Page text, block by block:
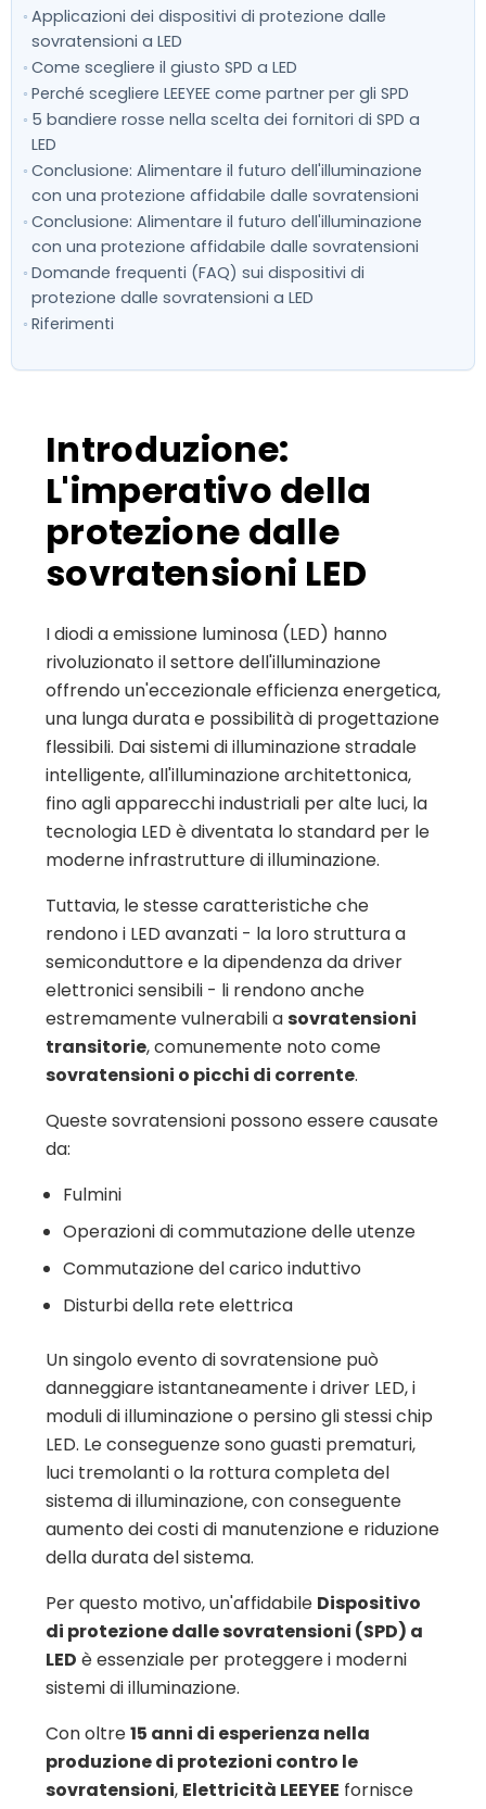
Applicazioni dei dispositivi di protezione dalle
sovratensioni a LED
Come scegliere il giusto SPD a LED
Perché scegliere LEEYEE come partner per gli SPD
5 bandiere rosse nella scelta dei fornitori di SPD a
LED
Conclusione: Alimentare il futuro dell'illuminazione
con una protezione affidabile dalle sovratensioni
Conclusione: Alimentare il futuro dell'illuminazione
con una protezione affidabile dalle sovratensioni
Domande frequenti (FAQ) sui dispositivi di
protezione dalle sovratensioni a LED
Riferimenti
Introduzione:
L'imperativo della
protezione dalle
sovratensioni LED
I diodi a emissione luminosa (LED) hanno
rivoluzionato il settore dell'illuminazione
offrendo un'eccezionale efficienza energetica,
una lunga durata e possibilità di progettazione
flessibili. Dai sistemi di illuminazione stradale
intelligente, all'illuminazione architettonica,
fino agli apparecchi industriali per alte luci, la
tecnologia LED è diventata lo standard per le
moderne infrastrutture di illuminazione.
Tuttavia, le stesse caratteristiche che
rendono i LED avanzati - la loro struttura a
semiconduttore e la dipendenza da driver
elettronici sensibili - li rendono anche
estremamente vulnerabili asovratensioni
transitorie, comunemente noto come
sovratensioni o picchi di corrente.
Queste sovratensioni possono essere causate
da:
Fulmini
Operazioni di commutazione delle utenze
Commutazione del carico induttivo
Disturbi della rete elettrica
Un singolo evento di sovratensione può
danneggiare istantaneamente i driver LED, i
moduli di illuminazione o persino gli stessi chip
LED. Le conseguenze sono guasti prematuri,
luci tremolanti o la rottura completa del
sistema di illuminazione, con conseguente
aumento dei costi di manutenzione e riduzione
della durata del sistema.
Per questo motivo, un'affidabile Dispositivo
di protezione dalle sovratensioni (SPD) a
LED è essenziale per proteggere i moderni
sistemi di illuminazione.
Con oltre15 anni di esperienza nella
produzione di protezioni contro le
sovratensioni, Elettricità LEEYEE fornisce